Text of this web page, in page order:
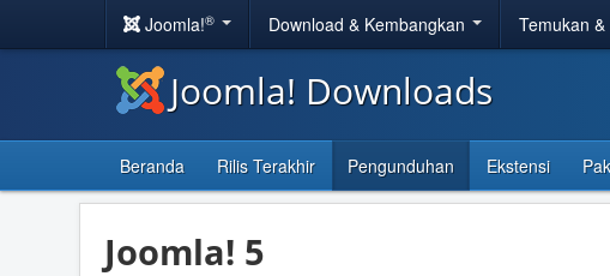
Joomla!® Download & Kembangkan Temukan
Joomla! Downloads
Beranda Rilis Terakhir Pengunduhan Ekstensi
Joomla! 5